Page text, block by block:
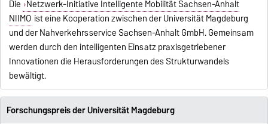
Die Netzwerk-Initiative Intelligente Mobilität Sachsen-Anhalt
NIIMO ist eine Kooperation zwischen der Universität Magdeburg
und der Nahverkehrsservice Sachsen-Anhalt GmbH. Gemeinsam
werden durch den intelligenten Einsatz praxisgetriebener
Innovationen die Herausforderungen des Strukturwandels
bewältigt.
Forschungspreis der Universität Magdeburg